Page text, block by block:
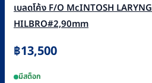
เบลดโค้ง F/O McINTOSH
HILBRO#2,90mm
฿13,500
มีสต็อก